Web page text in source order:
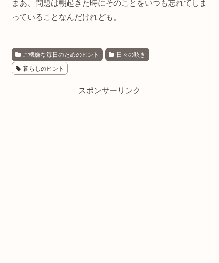
まあ、問題は朝起きた時にそのことをいつも忘れてしま
っていることなんだけれども。
ご機嫌な毎日のためのヒント 日々の呟き
暮らしのヒント
スポンサーリンク